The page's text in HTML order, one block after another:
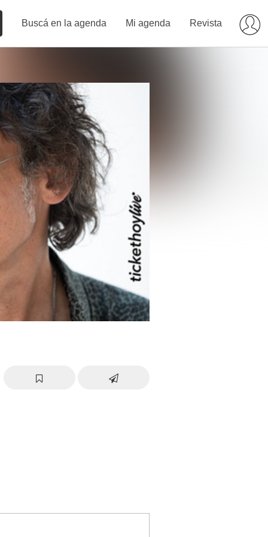
Buscá en la agenda Mi agenda Revista